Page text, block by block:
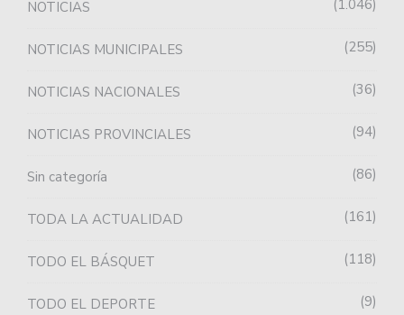
NOTICIAS 1.046
NOTICIAS MUNICIPALES 255
NOTICIAS NACIONALES 36
NOTICIAS PROVINCIALES 94
Sin categoría 86
TODA LA ACTUALIDAD 161
TODO EL BÁSQUET 118
TODO EL DEPORTE 9